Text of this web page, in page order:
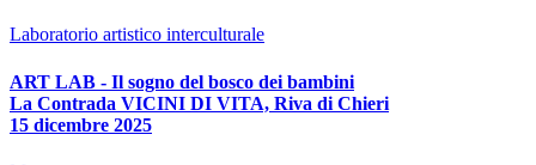
Laboratorio artistico interculturale
ART LAB - Il sogno del bosco dei bambini
La Contrada VICINI DI VITA, Riva di Chieri
15 dicembre 2025